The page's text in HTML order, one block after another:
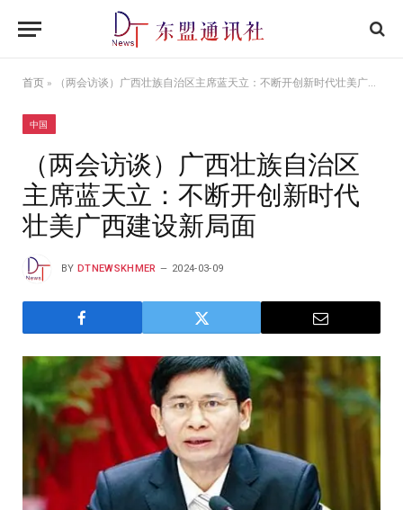
首页 » （两会访谈）广西壮族自治区主席蓝天立：不断开创新时代壮美广西建设新局面
中国
（两会访谈）广西壮族自治区
主席蓝天立：不断开创新时代
壮美广西建设新局面
BY DTNEWSKHMER 2024-03-09